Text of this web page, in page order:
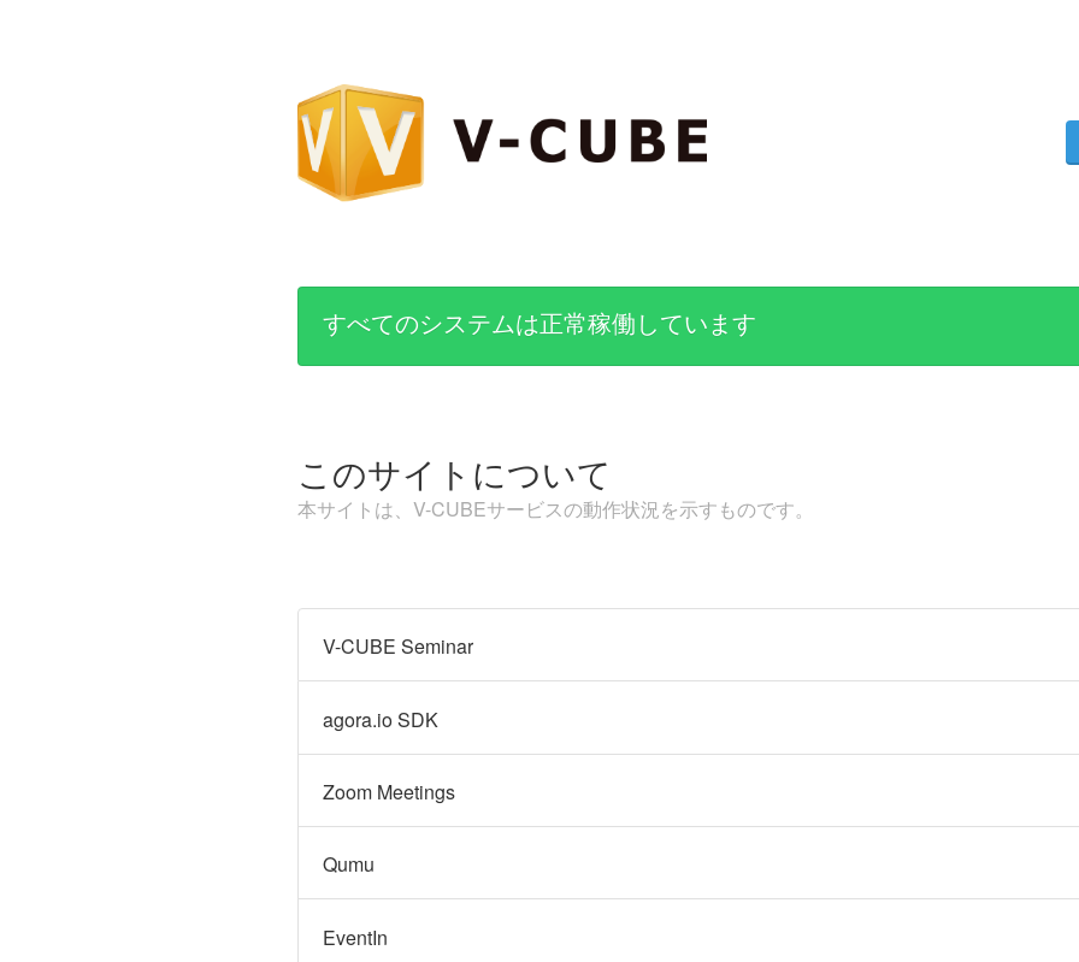
すべてのシステムは正常稼働しています
このサイトについて
本サイトは、V-CUBEサービスの動作状況を示すものです。
V-CUBE Seminar
agora.io SDK
Zoom Meetings
Qumu
EventIn